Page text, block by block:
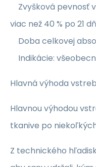
Zvyšková pevnosť
viac než 40 % po 21
Doba celkovej
Indikácie:
Hlavná výhoda
Hlavnou výhodou
tkanive po
Z technického